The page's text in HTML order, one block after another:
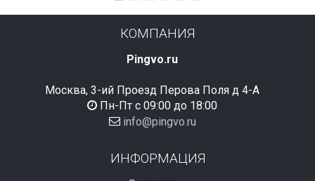
КОМПАНИЯ
Pingvo.ru
Москва, 3-ий Проезд Перова Поля д 4-А
Пн-Пт с 09:00 до 18:00
info@pingvo.ru
ИНФОРМАЦИЯ